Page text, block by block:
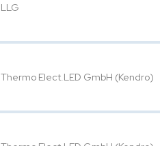
LLG
Thermo Elect.LED GmbH (Kendro)